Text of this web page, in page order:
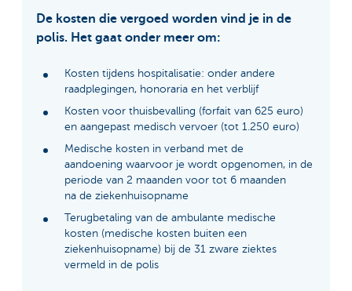
De kosten die vergoed worden vind je in de
polis. Het gaat onder meer om:
Kosten tijdens hospitalisatie: onder andere
raadplegingen, honoraria en het verblijf
Kosten voor thuisbevalling (forfait van 625 euro)
en aangepast medisch vervoer (tot 1.250 euro)
Medische kosten in verband met de
aandoening waarvoor je wordt opgenomen, in de
periode van 2 maanden voor tot 6 maanden
na de ziekenhuisopname
Terugbetaling van de ambulante medische
kosten (medische kosten buiten een
ziekenhuisopname) bij de 31 zware ziektes
vermeld in de polis